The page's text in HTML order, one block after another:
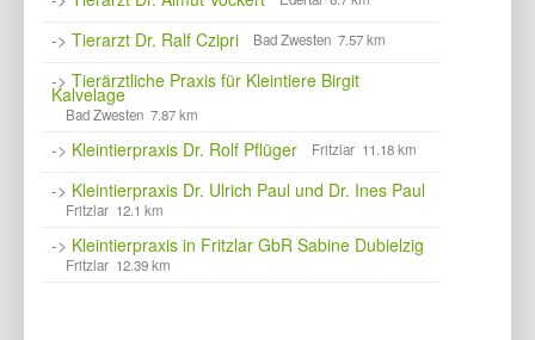
-> Tierarzt Dr. Ralf Czipri Bad Zwesten 7.57 km
-> Tierärztliche Praxis für Kleintiere Birgit
Kalvelage
Bad Zwesten 7.87 km
-> Kleintierpraxis Dr. Rolf Pflüger Fritzlar 11.18 km
-> Kleintierpraxis Dr. Ulrich Paul und Dr. Ines Paul
Fritzlar 12.1 km
-> Kleintierpraxis in Fritzlar GbR Sabine Dubielzig
Fritzlar 12.39 km